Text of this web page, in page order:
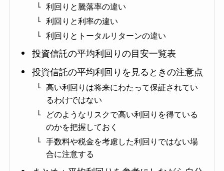
利回りと騰落率の違い
利回りと利率の違い
利回りとトータルリターンの違い
投資信託の平均利回りの目安一覧表
投資信託の平均利回りを見るときの注意点
高い利回りは将来にわたって保証されてい
るわけではない
どのようなリスクで高い利回りを得ている
のかを把握しておく
手数料や税金を考慮した利回りではない場
合に注意する